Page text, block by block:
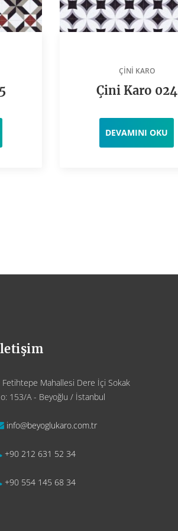
ÇINI KARO
Çini Karo 024
DEVAMINI OKU
Fetihtepe Mahallesi Dere İçi Sokak
153/A - Beyoğlu / İstanbul
info@beyoglukaro.com.tr
+90 212 631 52 34
+90 554 145 68 34